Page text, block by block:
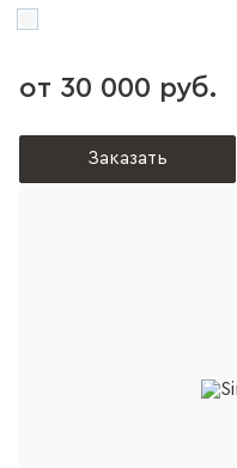
от 30 000 руб.
Заказать